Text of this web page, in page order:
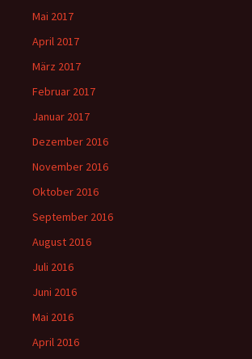
Mai 2017
April 2017
März 2017
Februar 2017
Januar 2017
Dezember 2016
November 2016
Oktober 2016
September 2016
August 2016
Juli 2016
Juni 2016
Mai 2016
April 2016